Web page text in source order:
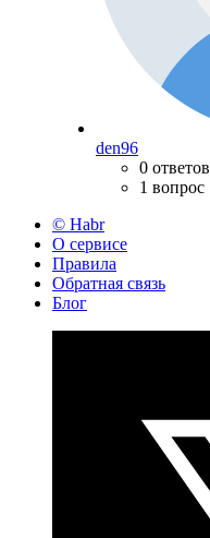
den96
0 ответов
1 вопрос
© Habr
О сервисе
Правила
Обратная связь
Блог